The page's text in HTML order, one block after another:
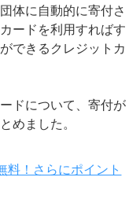
体に自動的に寄付さ
ードを利用すればす
できるクレジットカ
ドについて、寄付が
めました。
料！さらにポイント